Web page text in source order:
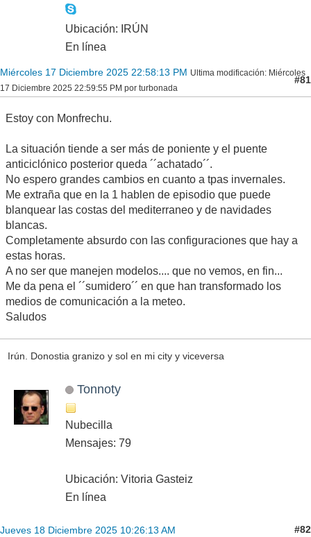
Ubicación: IRÚN
En línea
Miércoles 17 Diciembre 2025 22:58:13 PM Ultima modificación: Miércoles
17 Diciembre 2025 22:59:55 PM por turbonada
#81
Estoy con Monfrechu.
La situación tiende a ser más de poniente y el puente
anticiclónico posterior queda ´´achatado´´.
No espero grandes cambios en cuanto a tpas invernales.
Me extraña que en la 1 hablen de episodio que puede
blanquear las costas del mediterraneo y de navidades
blancas.
Completamente absurdo con las configuraciones que hay a
estas horas.
A no ser que manejen modelos.... que no vemos, en fin...
Me da pena el ´´sumidero´´ en que han transformado los
medios de comunicación a la meteo.
Saludos
Irún. Donostia granizo y sol en mi city y viceversa
Tonnoty
Nubecilla
Mensajes: 79
Ubicación: Vitoria Gasteiz
En línea
Jueves 18 Diciembre 2025 10:26:13 AM #82